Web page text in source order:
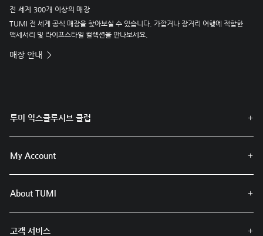
전 세계 300개 이상의 매장
TUMI 전 세계 공식 매장을 찾아보실 수 있습니다. 가깝거나 장거리 여행에 적합한
액세서리 및 라이프스타일 컬렉션을 만나보세요.
매장 안내
투미 익스클루시브 클럽
My Account
About TUMI
고객 서비스